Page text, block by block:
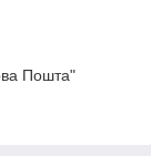
Пошта"